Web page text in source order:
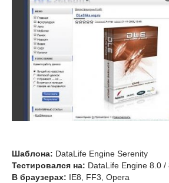
Шаблона: DataLife Engine Serenity
Тестировался на: DataLife Engine 8.0 /
В браузерах: IE8, FF3, Opera